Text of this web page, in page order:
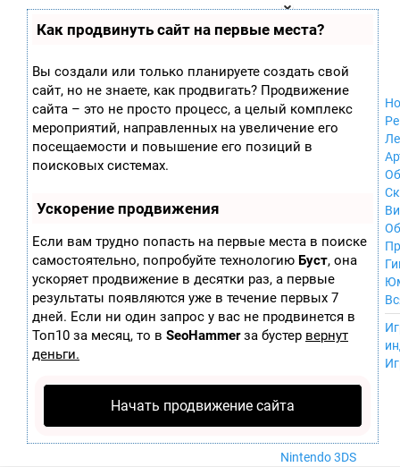
Как продвинуть сайт на первые места?
Вы создали или только планируете создать свой
сайт, но не знаете, как продвигать? Продвижение
сайта – это не просто процесс, а целый комплекс
мероприятий, направленных на увеличение его
посещаемости и повышение его позиций в
поисковых системах.
Ускорение продвижения
Если вам трудно попасть на первые места в поиске
самостоятельно, попробуйте технологию Буст, она
ускоряет продвижение в десятки раз, а первые
результаты появляются уже в течение первых 7
дней. Если ни один запрос у вас не продвинется в
Топ10 за месяц, то в SeoHammerза бустер вернут
деньги.
Начать продвижение сайта
играх
ла
ор
м
ы
Xbox 360
Nintendo Wii
Nintendo
GameCube
PlayStation
PlayStation 2
Portable
Nintendo DS
Android
iOS
MacOS
Sega Mega Drive
Mobile
Nintendo Wii U
Nintendo 3DS